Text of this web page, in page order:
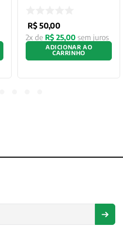
R$ 50,00
2x de R$ 25,00 sem juros
ADICIONAR AO
CARRINHO